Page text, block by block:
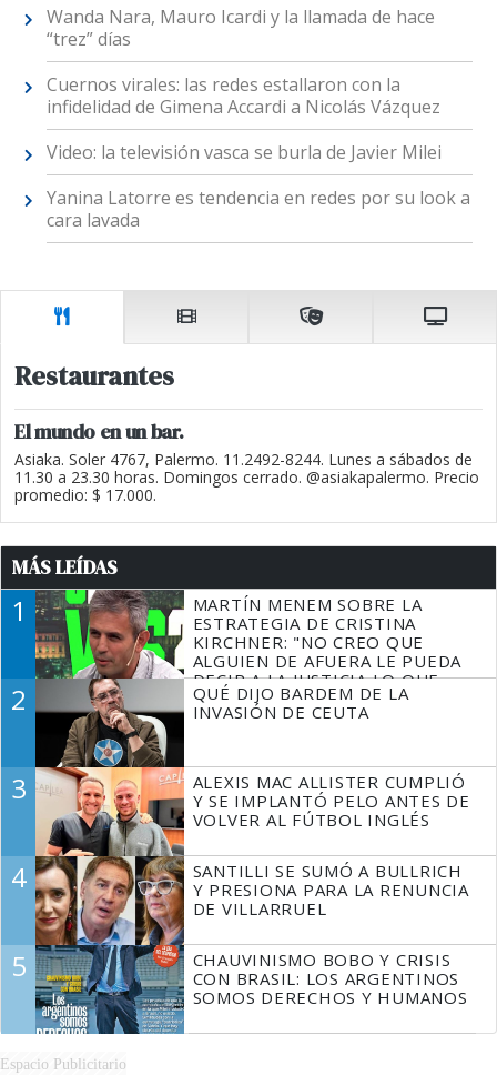
Wanda Nara, Mauro Icardi y la llamada de hace
“trez” días
Cuernos virales: las redes estallaron con la
infidelidad de Gimena Accardi a Nicolás Vázquez
Video: la televisión vasca se burla de Javier Milei
Yanina Latorre es tendencia en redes por su look a
cara lavada
Restaurantes
El mundo en un bar.
Asiaka. Soler 4767, Palermo. 11.2492-8244. Lunes a sábados de
11.30 a 23.30 horas. Domingos cerrado. @asiakapalermo. Precio
promedio: $ 17.000.
MÁS LEÍDAS
1
MARTÍN MENEM SOBRE LA
ESTRATEGIA DE CRISTINA
KIRCHNER: "NO CREO QUE
ALGUIEN DE AFUERA LE PUEDA
DECIR A LA JUSTICIA LO QUE
TIENE QUE HACER"
2
QUÉ DIJO BARDEM DE LA
INVASIÓN DE CEUTA
3
ALEXIS MAC ALLISTER CUMPLIÓ
Y SE IMPLANTÓ PELO ANTES DE
VOLVER AL FÚTBOL INGLÉS
4
SANTILLI SE SUMÓ A BULLRICH
Y PRESIONA PARA LA RENUNCIA
DE VILLARRUEL
5
CHAUVINISMO BOBO Y CRISIS
CON BRASIL: LOS ARGENTINOS
SOMOS DERECHOS Y HUMANOS
Espacio Publicitario